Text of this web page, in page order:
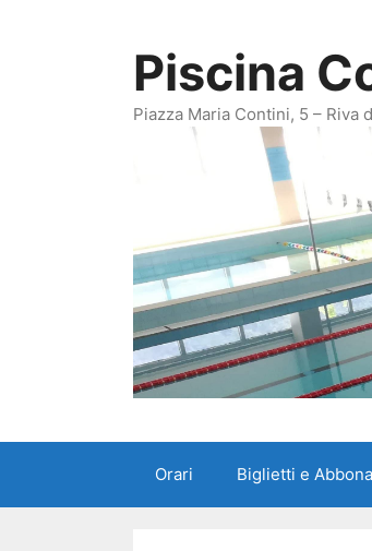
Piscina
Piazza Maria Contini, 5 –
Orari Biglietti e